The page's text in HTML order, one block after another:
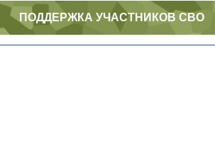
ПОДДЕРЖКА УЧАСТНИКОВ СВО